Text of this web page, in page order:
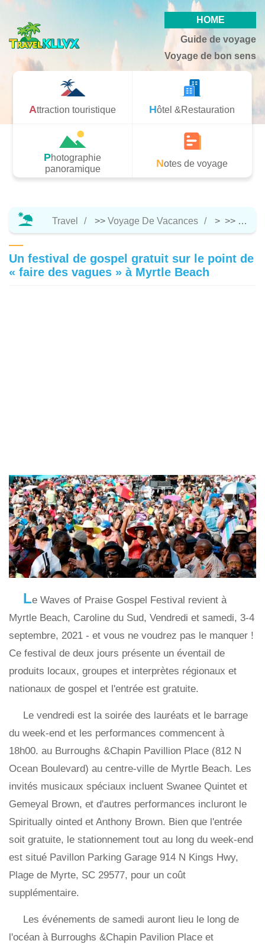
HOME
Guide de voyage
Voyage de bon sens
Attraction touristique Hôtel &Restauration
Photographie
panoramique
Notes de voyage
Travel >> Voyage De Vacances > >>
Un festival de gospel gratuit sur le point de
« faire des vagues » à Myrtle Beach
Le Waves of Praise Gospel Festival revient à
Myrtle Beach, Caroline du Sud, Vendredi et samedi, 3-4
septembre, 2021 - et vous ne voudrez pas le manquer !
Ce festival de deux jours présente un éventail de
produits locaux, groupes et interprètes régionaux et
nationaux de gospel et l'entrée est gratuite.
Le vendredi est la soirée des lauréats et le barrage
du week-end et les performances commencent à
18h00. au Burroughs &Chapin Pavillion Place (812 N
Ocean Boulevard) au centre-ville de Myrtle Beach. Les
invités musicaux spéciaux incluent Swanee Quintet et
Gemeyal Brown, et d'autres performances incluront le
Spiritually ointed et Anthony Brown. Bien que l'entrée
soit gratuite, le stationnement tout au long du week-end
est situé Pavillon Parking Garage 914 N Kings Hwy,
Plage de Myrte, SC 29577, pour un coût
supplémentaire.
Les événements de samedi auront lieu le long de
l'océan à Burroughs &Chapin Pavilion Place et